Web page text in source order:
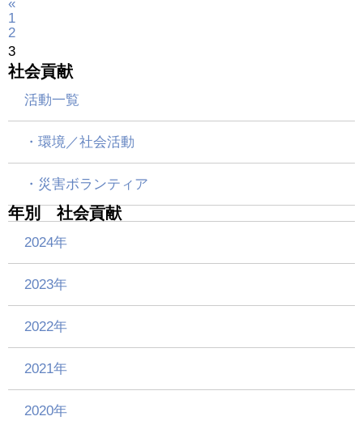
«
1
2
3
社会貢献
活動一覧
・環境／社会活動
・災害ボランティア
年別 社会貢献
2024年
2023年
2022年
2021年
2020年